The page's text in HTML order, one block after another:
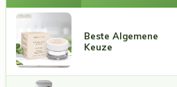
Beste Algemene
Keuze